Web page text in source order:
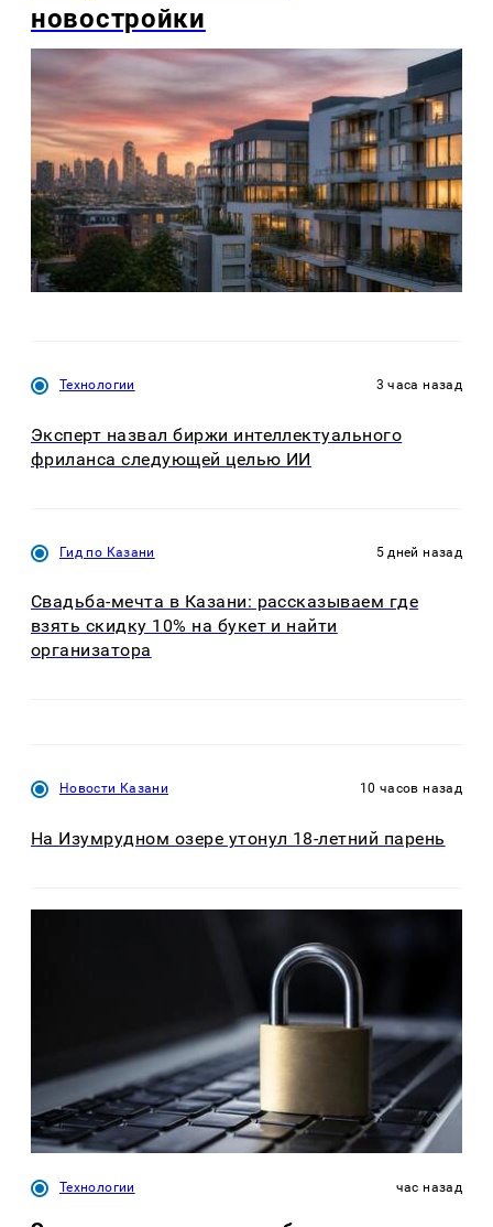
новостройки
Технологии 3 часа назад
Эксперт назвал биржи интеллектуального
фриланса следующей целью ИИ
Гид по Казани 5 дней назад
Свадьба-мечта в Казани: рассказываем где
взять скидку 10% на букет и найти
организатора
Новости Казани 10 часов назад
На Изумрудном озере утонул 18-летний парень
Технологии час назад